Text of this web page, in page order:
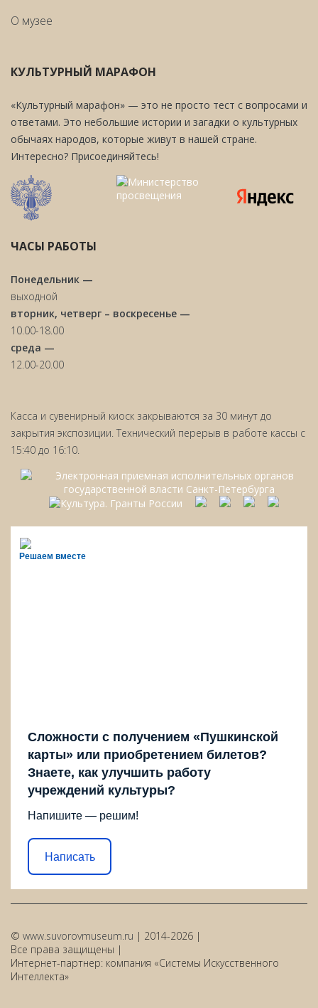
О музее
КУЛЬТУРНЫЙ МАРАФОН
«Культурный марафон» — это не просто тест с вопросами и
ответами. Это небольшие истории и загадки о культурных
обычаях народов, которые живут в нашей стране.
Интересно? Присоединяйтесь!
ЧАСЫ РАБОТЫ
Понедельник —
выходной
вторник, четверг – воскресенье —
10.00-18.00
среда —
12.00-20.00
Касса и сувенирный киоск закрываются за 30 минут до
закрытия экспозиции. Технический перерыв в работе кассы с
15:40 до 16:10.
Решаем вместе
Сложности с получением «Пушкинской
карты» или приобретением билетов?
Знаете, как улучшить работу
учреждений культуры?
Напишите — решим!
Написать
© www.suvorovmuseum.ru | 2014-2026 |
Все права защищены |
Интернет-партнер: компания «Системы Искусственного
Интеллекта»